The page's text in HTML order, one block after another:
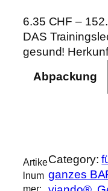
6.35 CHF –
DAS
gesund!
Abpackung
Artike
lnum
mer:
Category:
ganzes